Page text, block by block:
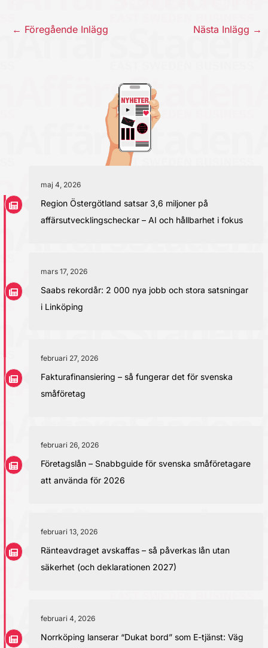
← Föregående Inlägg Nästa Inlägg →
maj 4, 2026
Region Östergötland satsar 3,6 miljoner på
affärsutvecklingscheckar – AI och hållbarhet i fokus
mars 17, 2026
Saabs rekordår: 2 000 nya jobb och stora satsningar
i Linköping
februari 27, 2026
Fakturafinansiering – så fungerar det för svenska
småföretag
februari 26, 2026
Företagslån – Snabbguide för svenska småföretagare
att använda för 2026
februari 13, 2026
Ränteavdraget avskaffas – så påverkas lån utan
säkerhet (och deklarationen 2027)
februari 4, 2026
Norrköping lanserar “Dukat bord” som E-tjänst: Väg